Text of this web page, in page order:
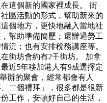
這個新的國家裡成長。 街
區活動的形式，幫助新來的
個地方，更快地融入當地社
幫助準備簡歷；還辦過勞工
況；也有安排稅務講座等。
街坊會約有2千街坊。 加拿
近5年移加港人有9成選擇定
辦的聚會，經常都會有人
二個禮拜」，很多都是很新
工作，安頓好自己的生活，